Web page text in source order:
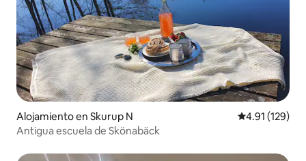
Alojamiento en Skurup N Calificación
4.91 (129)
Antigua escuela de Skönabäck